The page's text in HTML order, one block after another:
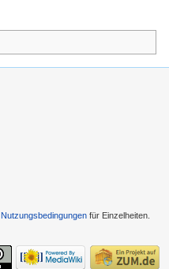
Nutzungsbedingungen für Einzelheiten.